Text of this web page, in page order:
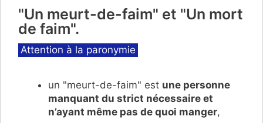
"Un meurt-de-faim" et "Un mort
de faim".
Catégories
Attention à la paronymie
un "meurt-de-faim" est une personne
manquant du strict nécessaire et
n’ayant même pas de quoi manger,